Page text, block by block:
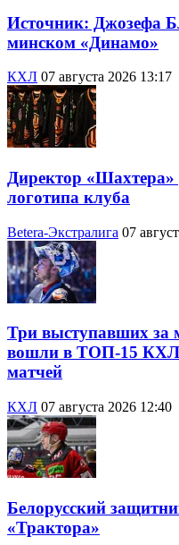
Источник: Джозефа
минском «Динамо»
КХЛ 07 августа 2026 13:17
Директор «Шахтера»
логотипа клуба
Betera-Экстралига 07
Три выступавших за
вошли в ТОП-15 КХЛ
матчей
КХЛ 07 августа 2026 12:40
Белорусский
«Трактора»